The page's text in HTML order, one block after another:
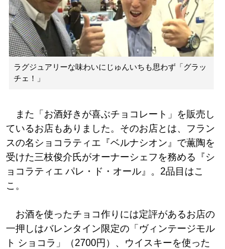
ラグジュアリーな味わいにじゅんいちも思わず「グラッ
チェ！」
また「お酒好きが喜ぶチョコレート」を販売し
ているお店もありました。そのお店とは、フラン
スの名ショコラティエ『ベルナシオン』で薫陶を
受けた三枝俊介氏がオーナーシェフを務める『シ
ョコラティエ パレ・ド・オール』。2品目はこ
こ。
お酒を使ったチョコ作りには定評があるお店の
一押しはバレンタイン限定の「ヴィンテージモル
ト ショコラ」（2700円）、ウイスキーを使った